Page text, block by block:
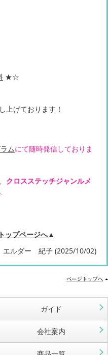
★☆
上げております！
ムにて随時発信しておりま
クロスステッチジャンルメ
ップページへ▲
エルダー 紀子 (2025/10/02)
ガイド
会社案内